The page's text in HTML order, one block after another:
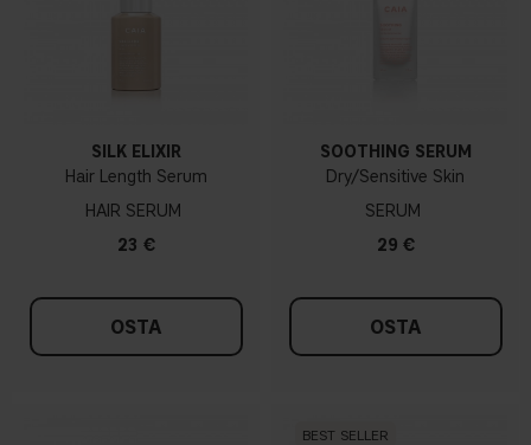
SILK ELIXIR
Hair Length Serum
HAIR SERUM
23 €
OSTA
SOOTHING SERUM
Dry/Sensitive Skin
SERUM
29 €
OSTA
BEST SELLER